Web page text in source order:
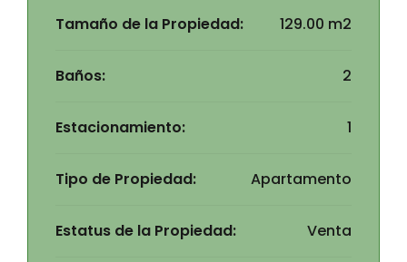
Tamaño de la Propiedad: 129.00 m2
Baños: 2
Estacionamiento: 1
Tipo de Propiedad: Apartamento
Estatus de la Propiedad: Venta